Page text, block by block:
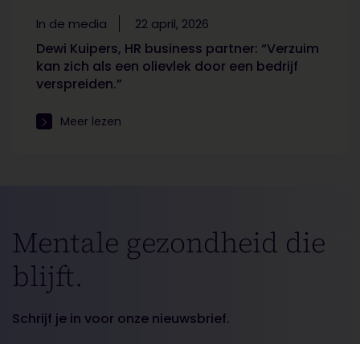
In de media 22 april, 2026
Dewi Kuipers, HR business partner: “Verzuim
kan zich als een olievlek door een bedrijf
verspreiden.”
Meer lezen
Mentale gezondheid die
blijft.
Schrijf je in voor onze nieuwsbrief.